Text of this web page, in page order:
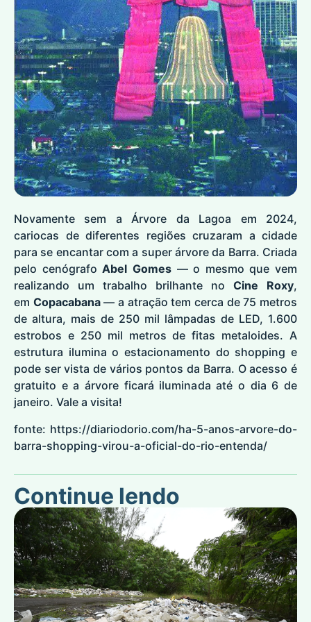
Novamente sem a Árvore da Lagoa em 2024,
cariocas de diferentes regiões cruzaram a cidade
para se encantar com a super árvore da Barra. Criada
pelo cenógrafoAbel Gomes— o mesmo que vem
realizando um trabalho brilhante no Cine Roxy,
em Copacabana— a atração tem cerca de 75 metros
de altura, mais de 250 mil lâmpadas de LED, 1.600
estrobos e 250 mil metros de fitas metaloides. A
estrutura ilumina o estacionamento do shopping e
pode ser vista de vários pontos da Barra. O acesso é
gratuito e a árvore ficará iluminada até o dia 6 de
janeiro. Vale a visita!
fonte: https://diariodorio.com/ha-5-anos-arvore-do-
barra-shopping-virou-a-oficial-do-rio-entenda/
Continue lendo